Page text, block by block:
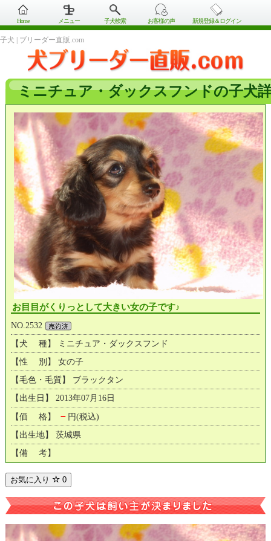
Home メニュー 子犬検索 お客様の声 新規登録＆ログイン
子犬 | ブリーダー直販.com
ミニチュア・ダックスフンドの子犬
お目目がくりっとして大きい女の子です♪
NO.2532
【犬 種】 ミニチュア・ダックスフンド
【性 別】 女の子
【毛色・毛質】 ブラックタン
【出生日】 2013年07月16日
【価 格】 － 円(税込)
【出生地】 茨城県
【備 考】
お気に入り 0